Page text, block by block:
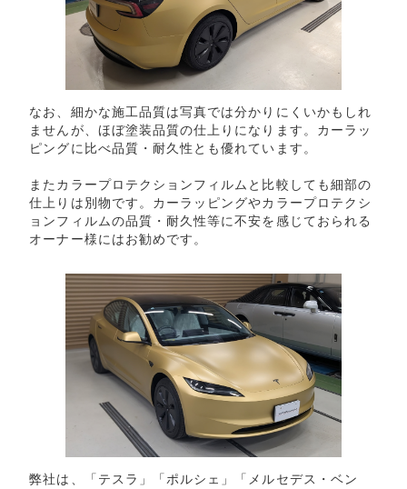
なお、細かな施工品質は写真では分かりにくいかもしれ
ませんが、ほぼ塗装品質の仕上りになります。カーラッ
ピングに比べ品質・耐久性とも優れています。
またカラープロテクションフィルムと比較しても細部の
仕上りは別物です。カーラッピングやカラープロテクシ
ョンフィルムの品質・耐久性等に不安を感じておられる
オーナー様にはお勧めです。
弊社は、「テスラ」「ポルシェ」「メルセデス・ベン